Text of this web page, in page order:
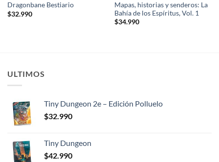
Dragonbane Bestiario
$32.990
Mapas, historias y senderos: La
Bahía de los Espíritus, Vol. 1
$34.990
ULTIMOS
Tiny Dungeon 2e – Edición Polluelo
$32.990
Tiny Dungeon
$42.990